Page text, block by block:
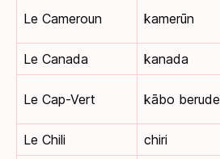
Le Cameroun kamerūn
Le Canada
kanada
Le Cap-Vert kābo berude
Le Chili
chiri